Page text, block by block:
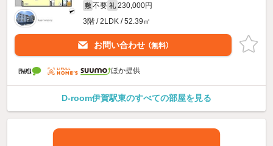
敷 不要 礼 230,000円
3階 / 2LDK / 52.39㎡
お問い合わせ （無料）
ほか提供
D-room伊賀駅東のすべての部屋を見る